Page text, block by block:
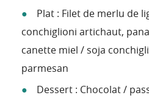
Plat : Filet de merlu de
conchiglioni artichaut,
canette miel / soja
parmesan
Dessert : Chocolat /